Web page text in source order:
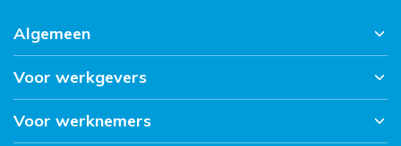
Algemeen
Home
Nieuws
Voor werkgevers
Over ons
Voor werknemers